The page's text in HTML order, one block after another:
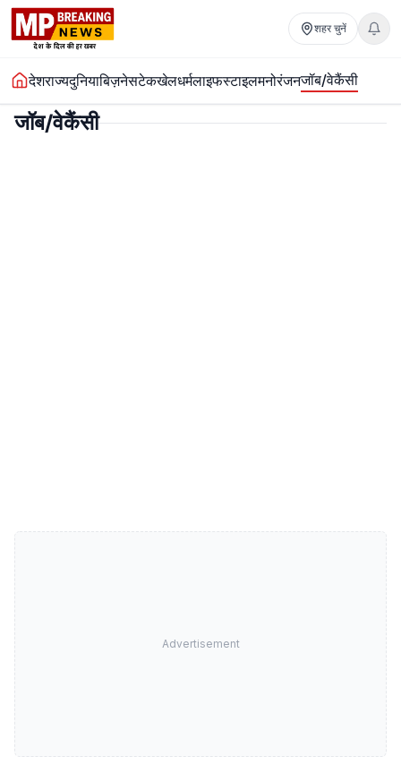
शहर चुनें
देशराज्यदुनियाबिज़नेसटेकखेलधर्मलाइफस्टाइलमनोरंजनजॉब/वेकैंसी
जॉब/वेकैंसी
Advertisement